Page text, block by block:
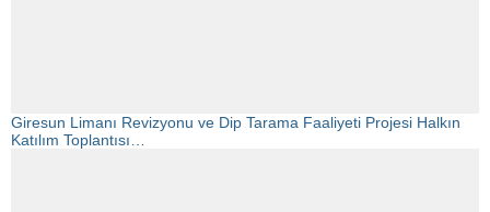
Giresun Limanı Revizyonu ve Dip Tarama Faaliyeti Projesi Halkın
Katılım Toplantısı…